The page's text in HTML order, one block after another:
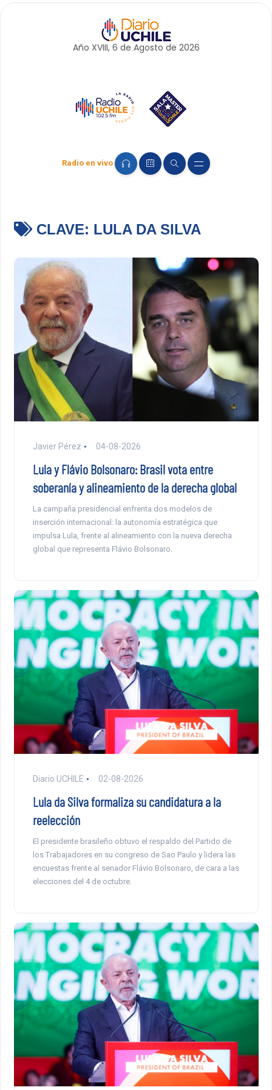
Año XVIII, 6 de Agosto de 2026
Radio en vivo
CLAVE: LULA DA SILVA
Javier Pérez 04-08-2026
Lula y Flávio Bolsonaro: Brasil vota entre
soberanía y alineamiento de la derecha global
La campaña presidencial enfrenta dos modelos de
inserción internacional: la autonomía estratégica que
impulsa Lula, frente al alineamiento con la nueva derecha
global que representa Flávio Bolsonaro.
Diario UCHILE 02-08-2026
Lula da Silva formaliza su candidatura a la
reelección
El presidente brasileño obtuvo el respaldo del Partido de
los Trabajadores en su congreso de Sao Paulo y lidera las
encuestas frente al senador Flávio Bolsonaro, de cara a las
elecciones del 4 de octubre.